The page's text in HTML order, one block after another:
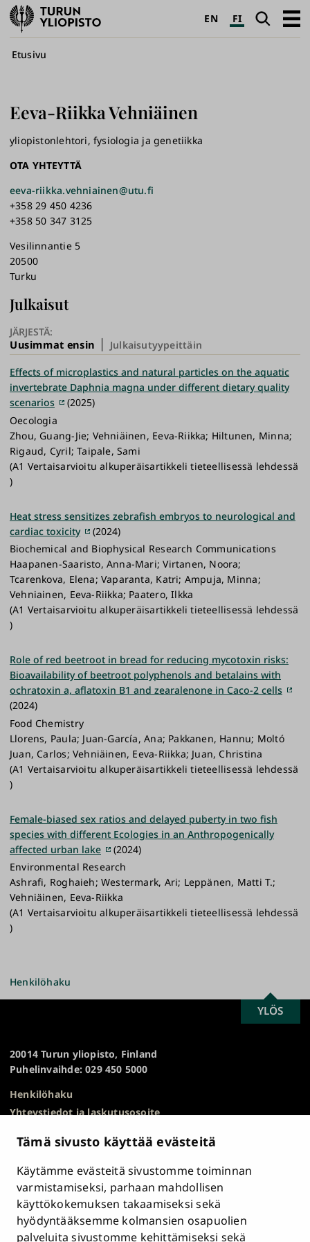
Tämä sivusto käyttää evästeitä
Käytämme evästeitä sivustomme toiminnan
varmistamiseksi, parhaan mahdollisen
käyttökokemuksen takaamiseksi sekä
hyödyntääksemme kolmansien osapuolien
palveluita sivustomme kehittämiseksi sekä
Turun
yliopisto
EN FI Haku
Avaa
Murupolku
Etusivu
Eeva-RiikkaVehniäinen
yliopistonlehtori, fysiologia ja genetiikka
OTA YHTEYTTÄ
eeva-riikka.vehniainen@utu.fi
+358 29 450 4236
+358 50 347 3125
Vesilinnantie 5
20500
Turku
Julkaisut
JÄRJESTÄ:
Uusimmat ensin Julkaisutyypeittäin
Effects of microplastics and natural particles on the aquatic
invertebrate Daphnia magna under different dietary quality
scenarios
(2025)
Oecologia
Zhou, Guang-Jie; Vehniäinen, Eeva-Riikka; Hiltunen, Minna;
Rigaud, Cyril; Taipale, Sami
(A1 Vertaisarvioitu alkuperäisartikkeli tieteellisessä lehdessä
)
Heat stress sensitizes zebrafish embryos to neurological and
cardiac toxicity
(2024)
Biochemical and Biophysical Research Communications
Haapanen-Saaristo, Anna-Mari; Virtanen, Noora;
Tcarenkova, Elena; Vaparanta, Katri; Ampuja, Minna;
Vehniainen, Eeva-Riikka; Paatero, Ilkka
(A1 Vertaisarvioitu alkuperäisartikkeli tieteellisessä lehdessä
)
Role of red beetroot in bread for reducing mycotoxin risks:
Bioavailability of beetroot polyphenols and betalains with
ochratoxin a, aflatoxin B1 and zearalenone in Caco-2 cells
(2024)
Food Chemistry
Llorens, Paula; Juan-García, Ana; Pakkanen, Hannu; Moltó
Juan, Carlos; Vehniäinen, Eeva-Riikka; Juan, Christina
(A1 Vertaisarvioitu alkuperäisartikkeli tieteellisessä lehdessä
)
Female-biased sex ratios and delayed puberty in two fish
species with different Ecologies in an Anthropogenically
affected urban lake
(2024)
Environmental Research
Ashrafi, Roghaieh; Westermark, Ari; Leppänen, Matti T.;
Vehniäinen, Eeva-Riikka
(A1 Vertaisarvioitu alkuperäisartikkeli tieteellisessä lehdessä
)
Henkilöhaku
20014 Turun yliopisto, Finland
Puhelinvaihde: 029 450 5000
Henkilöhaku
Yhteystiedot ja laskutusosoite
HR Excellence in Research
Tietosuojailmoitus
Asiakirjajulkisuuskuvaus ja tietopyynnöt
Väärinkäytösepäilyt
Saavutettavuusseloste
Palaute
SCROLL
TO
YLÖS